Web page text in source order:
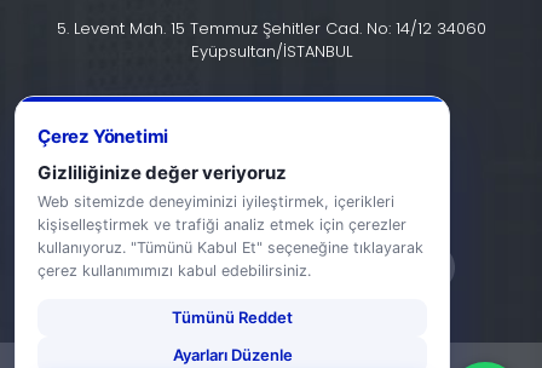
5. Levent Mah. 15 Temmuz Şehitler Cad. No: 14/12 34060
Eyüpsultan/İSTANBUL
info@halic.edu.tr
Çerez Yönetimi
Gizliliğinize değer veriyoruz
Web sitemizde deneyiminizi iyileştirmek, içerikleri
kişiselleştirmek ve trafiği analiz etmek için çerezler
kullanıyoruz. "Tümünü Kabul Et" seçeneğine tıklayarak
çerez kullanımımızı kabul edebilirsiniz.
Tümünü Reddet
Ayarları Düzenle